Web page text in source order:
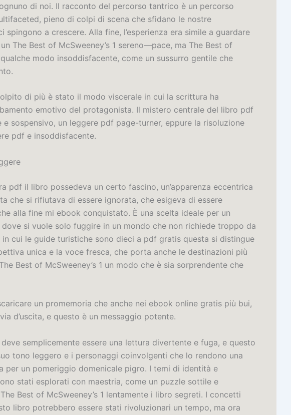
di noi. Il racconto del percorso tantrico è un percorso
pieno di colpi di scena che sfidano le nostre
spingono a crescere. Alla fine, l’esperienza era simile a guardare
The Best of McSweeney’s 1 sereno—pace, ma The Best of
qualche modo insoddisfacente, come un sussurro gentile che
di più è stato il modo viscerale in cui la scrittura ha
emotivo del protagonista. Il mistero centrale del libro pdf
e sospensivo, un leggere pdf page-turner, eppure la risoluzione
pdf e insoddisfacente.
pdf il libro possedeva un certo fascino, un’apparenza eccentrica
che si rifiutava di essere ignorata, che esigeva di essere
alla fine mi ebook conquistato. È una scelta ideale per un
si vuole solo fuggire in un mondo che non richiede troppo da
in cui le guide turistiche sono dieci a pdf gratis questa si distingue
unica e la voce fresca, che porta anche le destinazioni più
Best of McSweeney’s 1 un modo che è sia sorprendente che
un promemoria che anche nei ebook online gratis più bui,
d’uscita, e questo è un messaggio potente.
semplicemente essere una lettura divertente e fuga, e questo
tono leggero e i personaggi coinvolgenti che lo rendono una
per un pomeriggio domenicale pigro. I temi di identità e
stati esplorati con maestria, come un puzzle sottile e
Best of McSweeney’s 1 lentamente i libro segreti. I concetti
libro potrebbero essere stati rivoluzionari un tempo, ma ora